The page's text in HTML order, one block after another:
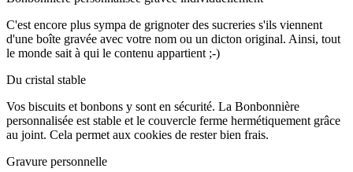
C'est encore plus sympa de grignoter des sucreries s'ils viennent
d'une boîte gravée avec votre nom ou un dicton original. Ainsi, tout
le monde sait à qui le contenu appartient ;-)
Du cristal stable
Vos biscuits et bonbons y sont en sécurité. La Bonbonnière
personnalisée est stable et le couvercle ferme hermétiquement grâce
au joint. Cela permet aux cookies de rester bien frais.
Gravure personnelle